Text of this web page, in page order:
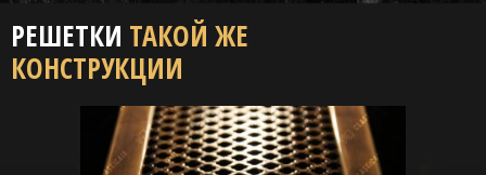
РЕШЕТКИ ТАКОЙ ЖЕ
КОНСТРУКЦИИ